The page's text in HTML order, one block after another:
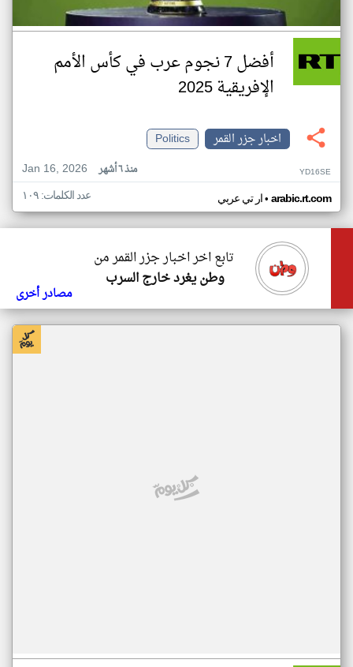
أفضل 7 نجوم عرب في كأس الأمم
الإفريقية 2025
اخبار جزر القمر
Politics
Jan 16, 2026
منذ ٦ أشهر YD16SE
ار تي عربي• arabic.rt.com عدد الكلمات: ١٠٩
تابع اخر اخبار جزر القمر من
وطن يغرد خارج السرب
مصادر أخرى